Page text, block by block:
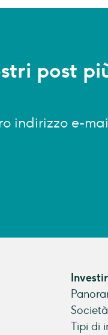
post
indirizzo e-
Tipi di